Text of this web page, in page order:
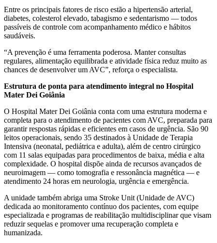
Entre os principais fatores de risco estão a hipertensão arterial,
diabetes, colesterol elevado, tabagismo e sedentarismo — todos
passíveis de controle com acompanhamento médico e hábitos
saudáveis.
“A prevenção é uma ferramenta poderosa. Manter consultas
regulares, alimentação equilibrada e atividade física reduz muito as
chances de desenvolver um AVC”, reforça o especialista.
Estrutura de ponta para atendimento integral no Hospital
Mater Dei Goiânia
O Hospital Mater Dei Goiânia conta com uma estrutura moderna e
completa para o atendimento de pacientes com AVC, preparada para
garantir respostas rápidas e eficientes em casos de urgência. São 90
leitos operacionais, sendo 35 destinados à Unidade de Terapia
Intensiva (neonatal, pediátrica e adulta), além de centro cirúrgico
com 11 salas equipadas para procedimentos de baixa, média e alta
complexidade. O hospital dispõe ainda de recursos avançados de
neuroimagem — como tomografia e ressonância magnética — e
atendimento 24 horas em neurologia, urgência e emergência.
A unidade também abriga uma Stroke Unit (Unidade de AVC)
dedicada ao monitoramento contínuo dos pacientes, com equipe
especializada e programas de reabilitação multidisciplinar que visam
reduzir sequelas e promover uma recuperação completa e
humanizada.